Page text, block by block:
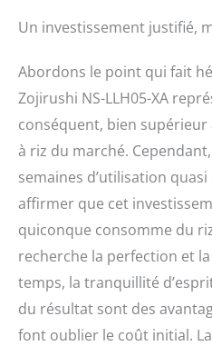
Un investissement justifié,
Abordons le point qui fait
Zojirushi NS-LLH05-XA
conséquent, bien
à riz du marché.
semaines d’utilisation
affirmer que cet
quiconque consomme du
recherche la perfection et
temps, la tranquillité
du résultat sont des
font oublier le coût initial.